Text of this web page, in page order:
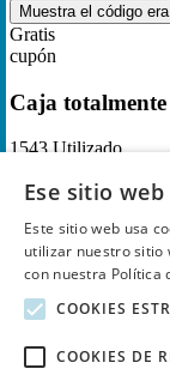
Muestra el código era
Gratis
cupón
Caja totalmente
1543Utilizado
Ese sitio
Este sitio web usa
utilizar nuestro sitio
con nuestra Política
COOKIES
COOKIES DE